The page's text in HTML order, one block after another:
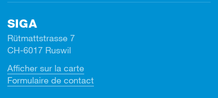
SIGA
Rütmattstrasse 7
CH-6017 Ruswil
Afficher sur la carte
Formulaire de contact